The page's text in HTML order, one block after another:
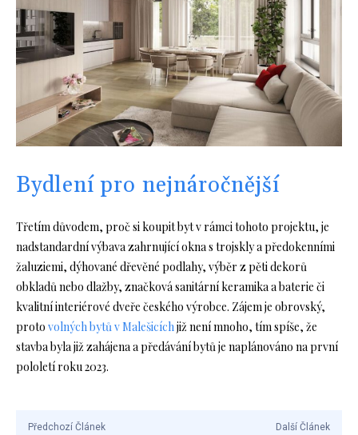
Bydlení pro nejnáročnější
Třetím důvodem, proč si koupit byt v rámci tohoto projektu, je
nadstandardní výbava zahrnující okna s trojskly a předokenními
žaluziemi, dýhované dřevěné podlahy, výběr z pěti dekorů
obkladů nebo dlažby, značková sanitární keramika a baterie či
kvalitní interiérové dveře českého výrobce. Zájem je obrovský,
proto volných bytů v Malešicíchjiž není mnoho, tím spíše, že
stavba byla již zahájena a předávání bytů je naplánováno na první
pololetí roku 2023.
Předchozí Článek Další Článek